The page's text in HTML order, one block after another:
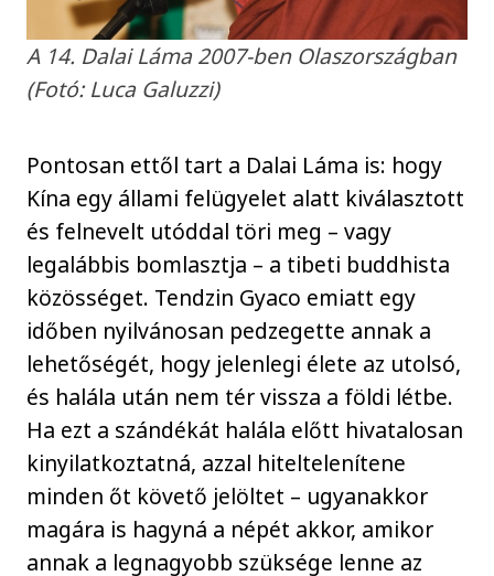
A 14. Dalai Láma 2007-ben Olaszországban
(Fotó: Luca Galuzzi)
Pontosan ettől tart a Dalai Láma is: hogy
Kína egy állami felügyelet alatt kiválasztott
és felnevelt utóddal töri meg – vagy
legalábbis bomlasztja – a tibeti buddhista
közösséget. Tendzin Gyaco emiatt egy
időben nyilvánosan pedzegette annak a
lehetőségét, hogy jelenlegi élete az utolsó,
és halála után nem tér vissza a földi létbe.
Ha ezt a szándékát halála előtt hivatalosan
kinyilatkoztatná, azzal hiteltelenítene
minden őt követő jelöltet – ugyanakkor
magára is hagyná a népét akkor, amikor
annak a legnagyobb szüksége lenne az